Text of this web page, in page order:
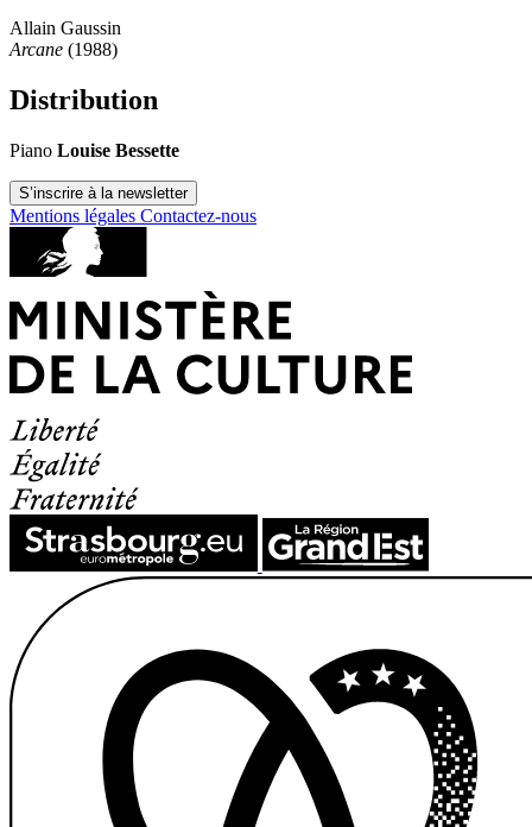
Allain Gaussin
Arcane (1988)
Distribution
Piano Louise Bessette
S’inscrire à la newsletter
Mentions légales Contactez-nous